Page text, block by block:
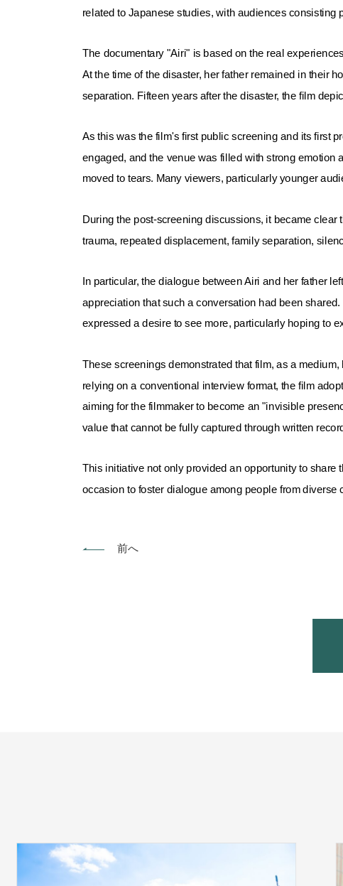
related to Japanese studies, with audiences
The documentary "Airi" is based on the real
At the time of the disaster, her father remained in their
separation. Fifteen years after the disaster, the film
As this was the film's first public screening and its first
engaged, and the venue was filled with strong emotion
moved to tears. Many viewers, particularly younger
During the post-screening discussions, it became
trauma, repeated displacement, family separation,
In particular, the dialogue between Airi and her father
appreciation that such a conversation had been
expressed a desire to see more, particularly hoping to
These screenings demonstrated that film, as a
relying on a conventional interview format, the film
aiming for the filmmaker to become an "invisible
value that cannot be fully captured through written
This initiative not only provided an opportunity to
occasion to foster dialogue among people from diverse
前へ